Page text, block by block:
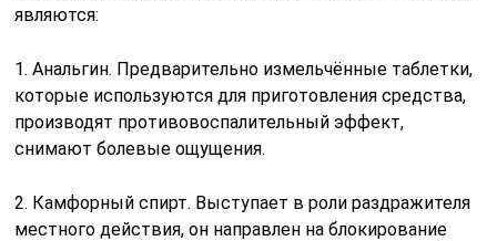
являются:
1. Анальгин. Предварительно измельчённые таблетки,
которые используются для приготовления средства,
производят противовоспалительный эффект,
снимают болевые ощущения.
2. Камфорный спирт. Выступает в роли раздражителя
местного действия, он направлен на блокирование